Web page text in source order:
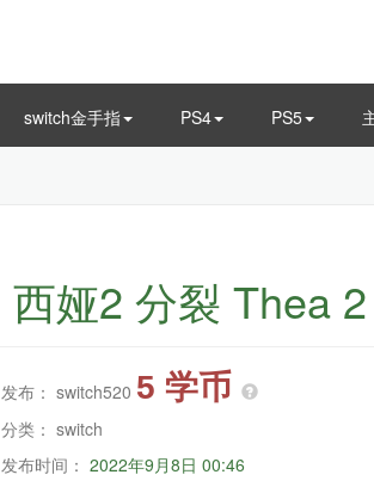
switch金手指 PS4 PS5
西娅2 分裂 Thea
发布： switch520 5 学币
分类： switch
发布时间： 2022年9月8日 00:46